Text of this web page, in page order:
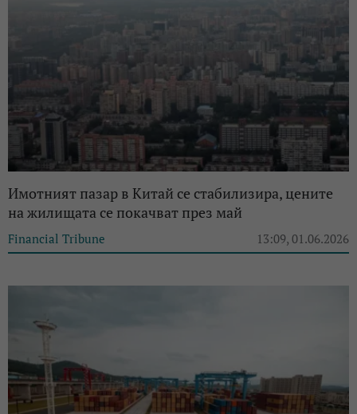
Имотният пазар в Китай се стабилизира, цените
на жилищата се покачват през май
Financial Tribune 13:09, 01.06.2026